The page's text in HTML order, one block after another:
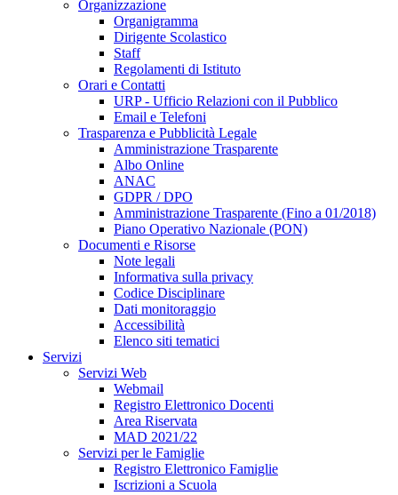
Organizzazione
Organigramma
Dirigente Scolastico
Staff
Regolamenti di Istituto
Orari e Contatti
URP - Ufficio Relazioni con il Pubblico
Email e Telefoni
Trasparenza e Pubblicità Legale
Amministrazione Trasparente
Albo Online
ANAC
GDPR / DPO
Amministrazione Trasparente (Fino a 01/2018)
Piano Operativo Nazionale (PON)
Documenti e Risorse
Note legali
Informativa sulla privacy
Codice Disciplinare
Dati monitoraggio
Accessibilità
Elenco siti tematici
Servizi
Servizi Web
Webmail
Registro Elettronico Docenti
Area Riservata
MAD 2021/22
Servizi per le Famiglie
Registro Elettronico Famiglie
Iscrizioni a Scuola